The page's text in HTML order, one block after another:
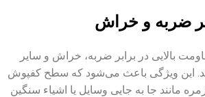
ضربه و خراش
بالایی در برابر ضربه، خراش و سایر
این ویژگی باعث می‌شود که سطح کفپوش
مانند جا به ‌جایی وسایل یا اشیاء سنگین